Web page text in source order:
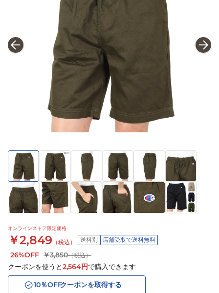
オンラインストア限定価格
￥2,849 （税込） 送料別 店舗受取で送料無料
26%OFF ￥3,850（税込）
クーポンを使うと2,564円で購入できます
10％OFFクーポンを取得する